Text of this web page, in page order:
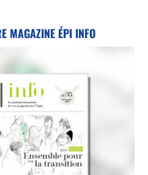
MAGAZINE ÉPI INFO